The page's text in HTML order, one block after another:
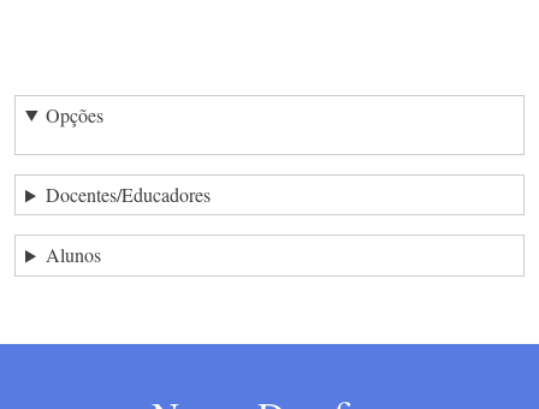
Opções
Docentes/Educadores
Alunos